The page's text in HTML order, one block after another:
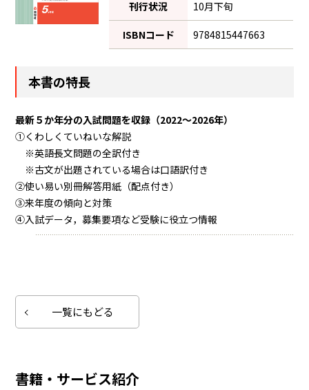
刊行状況 10月下旬
ISBNコード 9784815447663
本書の特長
最新５か年分の入試問題を収録（2022～2026年）
①くわしくていねいな解説
※英語長文問題の全訳付き
※古文が出題されている場合は口語訳付き
②使い易い別冊解答用紙（配点付き）
③来年度の傾向と対策
④入試データ，募集要項など受験に役立つ情報
一覧にもどる
書籍・サービス紹介